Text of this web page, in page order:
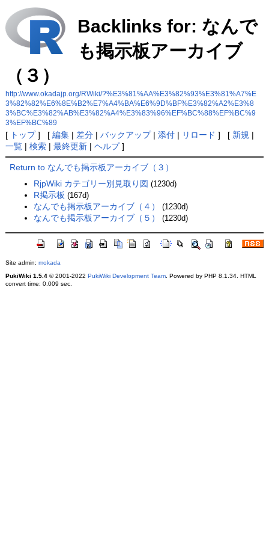
Backlinks for: なんで
も掲示板アーカイブ
（３）
http://www.okadajp.org/RWiki/?%E3%81%AA%E3%82%93%E3%81%A7%E
3%82%82%E6%8E%B2%E7%A4%BA%E6%9D%BF%E3%82%A2%E3%8
3%BC%E3%82%AB%E3%82%A4%E3%83%96%EF%BC%88%EF%BC%9
3%EF%BC%89
[ トップ] [ 編集| 差分| バックアップ| 添付| リロード ] [ 新規 |
一覧| 検索| 最終更新| ヘルプ]
Return to なんでも掲示板アーカイブ（３）
RjpWiki カテゴリー別見取り図 (1230d)
R掲示板 (167d)
なんでも掲示板アーカイブ（４） (1230d)
なんでも掲示板アーカイブ（５） (1230d)
Site admin: mokada
PukiWiki 1.5.4© 2001-2022 PukiWiki Development Team. Powered by PHP 8.1.34. HTML
convert time: 0.009 sec.